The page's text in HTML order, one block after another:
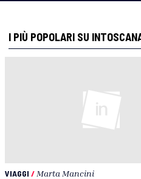
I PIÙ POPOLARI SU
VIAGGI / Marta Mancini